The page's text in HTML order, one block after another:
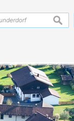
suchen